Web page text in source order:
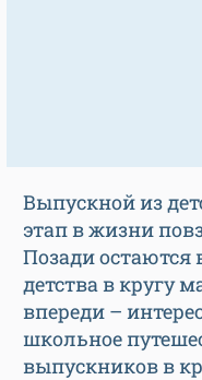
Выпускной из
этап в жизни
Позади остаются
детства в кругу
впереди –
школьное
выпускников в